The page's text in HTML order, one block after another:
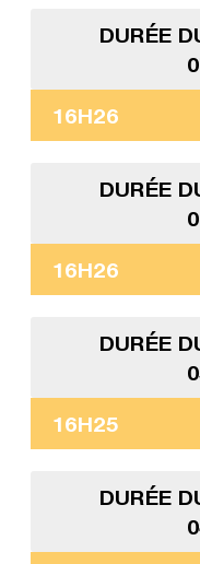
DURÉE
16H26
DURÉE
16H26
DURÉE
16H25
DURÉE